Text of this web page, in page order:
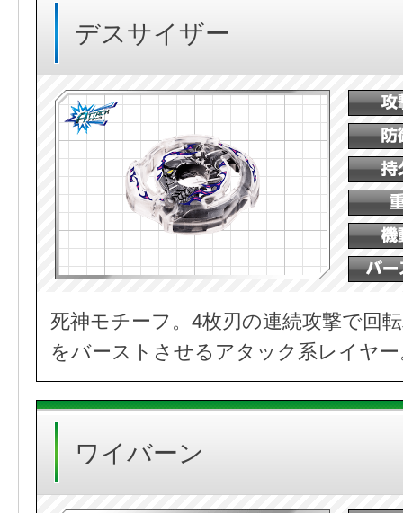
デスサイザー
死神モチーフ。4枚刃の連続攻撃で回
をバーストさせるアタック系レイヤー
ワイバーン